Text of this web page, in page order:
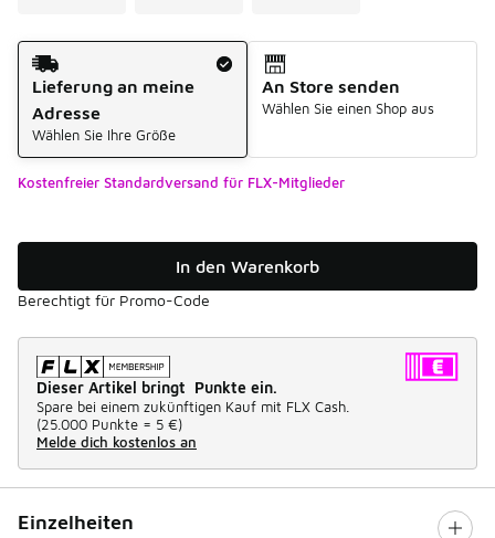
Versandart
Lieferung an meine
Adresse
Wählen Sie Ihre Größe
An Store senden
Wählen Sie einen Shop aus
Kostenfreier Standardversand für FLX-Mitglieder
In den Warenkorb
Berechtigt für Promo-Code
Dieser Artikel bringt Punkte ein.
Spare bei einem zukünftigen Kauf mit FLX Cash.
(25.000 Punkte = 5 €)
Melde dich kostenlos an
Einzelheiten